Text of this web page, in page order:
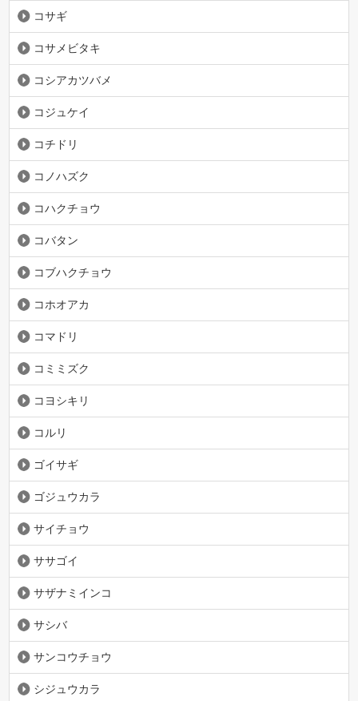
コサギ
コサメビタキ
コシアカツバメ
コジュケイ
コチドリ
コノハズク
コハクチョウ
コバタン
コブハクチョウ
コホオアカ
コマドリ
コミミズク
コヨシキリ
コルリ
ゴイサギ
ゴジュウカラ
サイチョウ
ササゴイ
サザナミインコ
サシバ
サンコウチョウ
シジュウカラ